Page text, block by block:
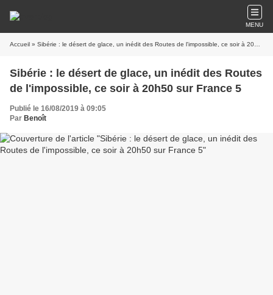
MENU
Accueil » Sibérie : le désert de glace, un inédit des Routes de l'impossible, ce soir à 20h50 sur France 5
Sibérie : le désert de glace, un inédit des Routes
de l'impossible, ce soir à 20h50 sur France 5
Publié le 16/08/2019 à 09:05
Par Benoît